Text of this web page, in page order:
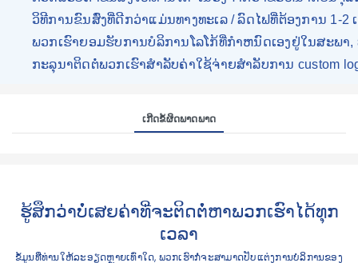
ວິທີການຂົນສົ່ງທີ່ດີກວ່າແມ່ນທາງທະເລ / ລົດໄຟທີ່ຕ້ອງການ 1-
ພວກເຮົາຍອມຮັບການບໍລິການໂລໂກ້ທີ່ກໍາຫນົດເອງຢູ່ໃນສະພາ
ກະລຸນາຕິດຕໍ່ພວກເຮົາສໍາລັບຄ່າໃຊ້ຈ່າຍສໍາລັບການ custom
ເກີດຂໍ້ຜິດພາດພາດ
ຮູ້ສຶກວ່າບໍ່ເສຍຄ່າທີ່ຈະຕິດຕໍ່ຫາພວກເຮົາໄດ້ທຸກ
ເວລາ
ຂໍ້ມູນທີ່ທ່ານໃຫ້ລະອຽດຫຼາຍເທົ່າໃດ, ພວກເຮົາກໍ່ຈະສາມາດປັບແຕ່ງການບໍລິການຂອງ